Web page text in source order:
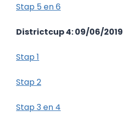
Stap 5 en 6
Districtcup 4: 09/06/2019
Stap 1
Stap 2
Stap 3 en 4